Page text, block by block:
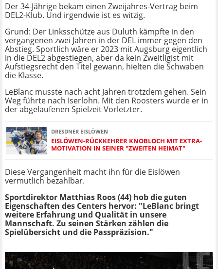
Der 34-Jährige bekam einen Zweijahres-Vertrag beim
DEL2-Klub. Und irgendwie ist es witzig.
Grund: Der Linksschütze aus Duluth kämpfte in den
vergangenen zwei Jahren in der DEL immer gegen den
Abstieg. Sportlich wäre er 2023 mit Augsburg eigentlich
in die DEL2 abgestiegen, aber da kein Zweitligist mit
Aufstiegsrecht den Titel gewann, hielten die Schwaben
die Klasse.
LeBlanc musste nach acht Jahren trotzdem gehen. Sein
Weg führte nach Iserlohn. Mit den Roosters wurde er in
der abgelaufenen Spielzeit Vorletzter.
DRESDNER EISLÖWEN
EISLÖWEN-RÜCKKEHRER KNOBLOCH MIT EXTRA-
MOTIVATION IN SEINER "ZWEITEN HEIMAT"
Diese Vergangenheit macht ihn für die Eislöwen
vermutlich bezahlbar.
Sportdirektor Matthias Roos (44) hob die guten
Eigenschaften des Centers hervor: "LeBlanc bringt
weitere Erfahrung und Qualität in unsere
Mannschaft. Zu seinen Stärken zählen die
Spielübersicht und die Passpräzision."